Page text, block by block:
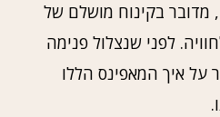
מדובר בקינוח מושלם של
לפני שנצלול פנימה
על איך המאפינס הללו